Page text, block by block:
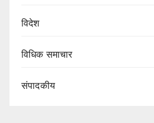
विदेश
विधिक समाचार
संपादकीय